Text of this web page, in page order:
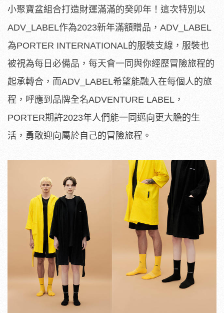
小聚寶盆組合打造財運滿滿的癸卯年！這次特別以
ADV_LABEL作為2023新年滿額贈品，ADV_LABEL
為PORTER INTERNATIONAL的服裝支線，服裝也
被視為每日必備品，每天會一同與你經歷冒險旅程的
起承轉合，而ADV_LABEL希望能融入在每個人的旅
程，呼應到品牌全名ADVENTURE LABEL，
PORTER期許2023年人們能一同邁向更大膽的生
活，勇敢迎向屬於自己的冒險旅程。